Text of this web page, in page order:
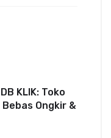
KLIK: Toko
Ongkir &